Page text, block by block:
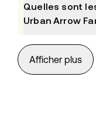
Quelles sont
Urban Arrow
Comment
Family ?
Afficher plus